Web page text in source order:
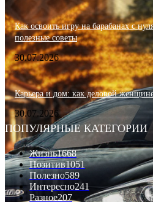
Как освоить игру на барабанах с
полезные советы
30.07.2026
Карьера и дом: как деловой
30.07.2026
ПОПУЛЯРНЫЕ КАТЕГОРИИ
Жизнь1668
Позитив1051
Полезно589
Интересно241
Разное207